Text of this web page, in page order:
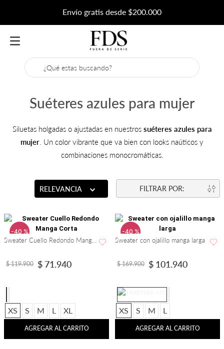
Envío gratis desde $200.000
¿Qué estas buscando?
Suéteres azules para mujer
Siluetas holgadas o ajustadas en nuestros suéteres azules para
mujer . Un color vibrante que va bien con looks naúticos y
combinaciones monocromáticas.
RELEVANCIA
-40 %
$ 119.900 $ 71.940
XS S M L XL
AGREGAR AL CARRITO
-40 %
Sweater con ojalillo manga larga
$ 169.900 $ 101.940
XS S M L
AGREGAR AL CARRITO